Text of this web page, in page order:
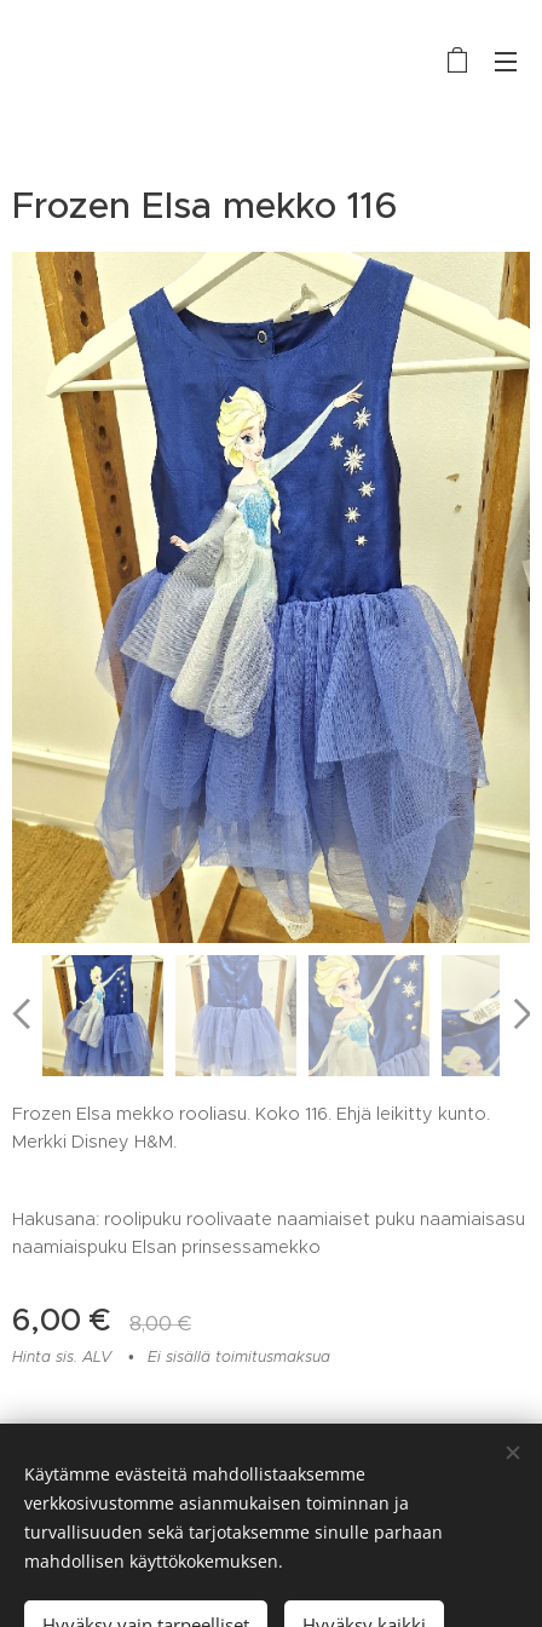
Frozen Elsa mekko 116
Frozen Elsa mekko rooliasu. Koko 116. Ehjä leikitty kunto.
Merkki Disney H&M.
Hakusana: roolipuku roolivaate naamiaiset puku naamiaisasu
naamiaispuku Elsan prinsessamekko
6,00 € 8,00€
Hinta sis. ALV Ei sisällä toimitusmaksua
Lisää ostoskoriin
Lelu- ja muovikorjaamo Huomentamuovi, Viitaankulmantie 373,
Ylöjärvi, 045 217 6604
Evästeet
Käytämme evästeitä mahdollistaaksemme
verkkosivustomme asianmukaisen toiminnan ja
turvallisuuden sekä tarjotaksemme sinulle parhaan
mahdollisen käyttökokemuksen.